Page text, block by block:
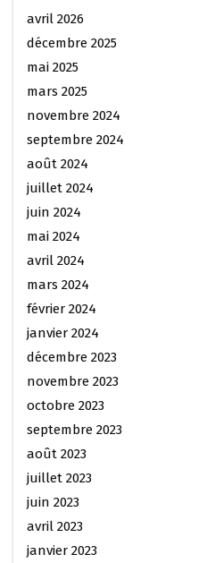
avril 2026
décembre 2025
mai 2025
mars 2025
novembre 2024
septembre 2024
août 2024
juillet 2024
juin 2024
mai 2024
avril 2024
mars 2024
février 2024
janvier 2024
décembre 2023
novembre 2023
octobre 2023
septembre 2023
août 2023
juillet 2023
juin 2023
avril 2023
janvier 2023